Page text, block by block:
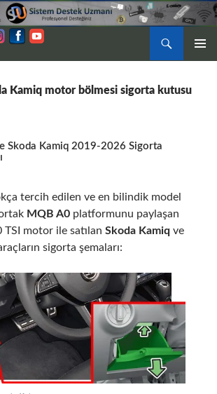
Kamiq motor bölmesi sigorta kutusu
Skoda Kamiq 2019-2026 Sigorta
tercih edilen ve en bilindik model
MQB A0platformunu paylaşan
TSI motor ile satılan Skoda Kamiqve
sigorta şemaları: